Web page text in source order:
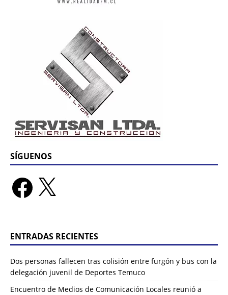
SÍGUENOS
ENTRADAS RECIENTES
Dos personas fallecen tras colisión entre furgón y bus con la
delegación juvenil de Deportes Temuco
Encuentro de Medios de Comunicación Locales reunió a